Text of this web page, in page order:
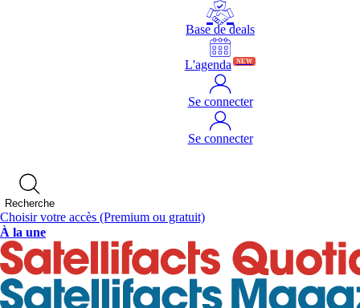
Base de deals
L'agenda NEW
Se connecter
Se connecter
Recherche
Choisir votre accès (Premium ou gratuit)
À la une